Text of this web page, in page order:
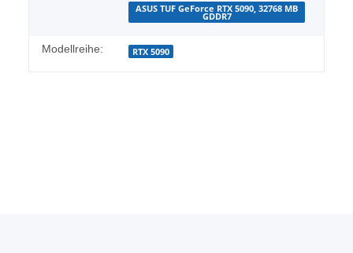
ASUS TUF GeForce RTX 5090, 32768 MB
GDDR7
Modellreihe: RTX 5090